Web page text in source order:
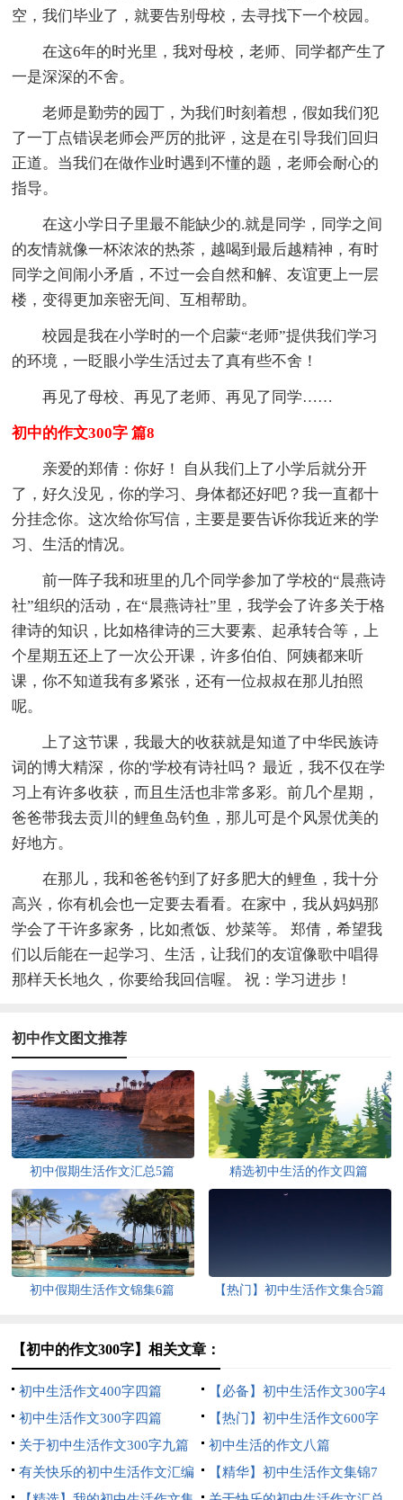
空，我们毕业了，就要告别母校，去寻找下一个校园。
在这6年的时光里，我对母校，老师、同学都产生了
一是深深的不舍。
老师是勤劳的园丁，为我们时刻着想，假如我们犯
了一丁点错误老师会严厉的批评，这是在引导我们回归
正道。当我们在做作业时遇到不懂的题，老师会耐心的
指导。
在这小学日子里最不能缺少的.就是同学，同学之间
的友情就像一杯浓浓的热茶，越喝到最后越精神，有时
同学之间闹小矛盾，不过一会自然和解、友谊更上一层
楼，变得更加亲密无间、互相帮助。
校园是我在小学时的一个启蒙“老师”提供我们学习
的环境，一眨眼小学生活过去了真有些不舍！
再见了母校、再见了老师、再见了同学……
初中的作文300字 篇8
亲爱的郑倩：你好！ 自从我们上了小学后就分开
了，好久没见，你的学习、身体都还好吧？我一直都十
分挂念你。这次给你写信，主要是要告诉你我近来的学
习、生活的情况。
前一阵子我和班里的几个同学参加了学校的“晨燕诗
社”组织的活动，在“晨燕诗社”里，我学会了许多关于格
律诗的知识，比如格律诗的三大要素、起承转合等，上
个星期五还上了一次公开课，许多伯伯、阿姨都来听
课，你不知道我有多紧张，还有一位叔叔在那儿拍照
呢。
上了这节课，我最大的收获就是知道了中华民族诗
词的博大精深，你的'学校有诗社吗？ 最近，我不仅在学
习上有许多收获，而且生活也非常多彩。前几个星期，
爸爸带我去贡川的鲤鱼岛钓鱼，那儿可是个风景优美的
好地方。
在那儿，我和爸爸钓到了好多肥大的鲤鱼，我十分
高兴，你有机会也一定要去看看。在家中，我从妈妈那
学会了干许多家务，比如煮饭、炒菜等。 郑倩，希望我
们以后能在一起学习、生活，让我们的友谊像歌中唱得
那样天长地久，你要给我回信喔。 祝：学习进步！
初中作文图文推荐
初中假期生活作文汇总5篇 精选初中生活的作文四篇
初中假期生活作文锦集6篇 【热门】初中生活作文集合5篇
【初中的作文300字】相关文章：
初中生活作文400字四篇
【必备】初中生活作文300字4
篇
初中生活作文300字四篇
【热门】初中生活作文600字
九篇
关于初中生活作文300字九篇
初中生活的作文八篇
有关快乐的初中生活作文汇编
【精华】初中生活作文集锦7